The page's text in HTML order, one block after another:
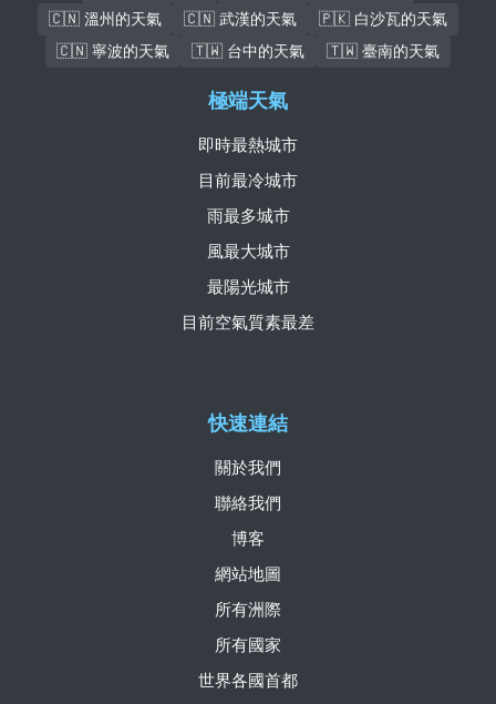
🇨🇳 溫州的天氣
🇨🇳 武漢的天氣
🇵🇰 白沙瓦的天氣
🇨🇳 寧波的天氣
🇹🇼 台中的天氣 🇹🇼 臺南的天氣
快速連結
關於我們
聯絡我們
博客
網站地圖
所有洲際
所有國家
世界各國首都
極端天氣
即時最熱城市
目前最冷城市
雨最多城市
風最大城市
最陽光城市
目前空氣質素最差